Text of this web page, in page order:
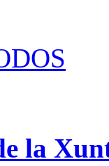
la